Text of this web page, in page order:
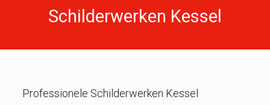
Schilderwerken Kessel
Professionele Schilderwerken Kessel